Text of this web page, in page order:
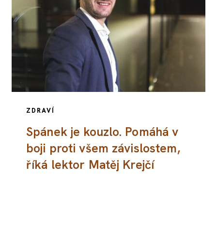
ZDRAVÍ
Spánek je kouzlo. Pomáhá v
boji proti všem závislostem,
říká lektor Matěj Krejčí